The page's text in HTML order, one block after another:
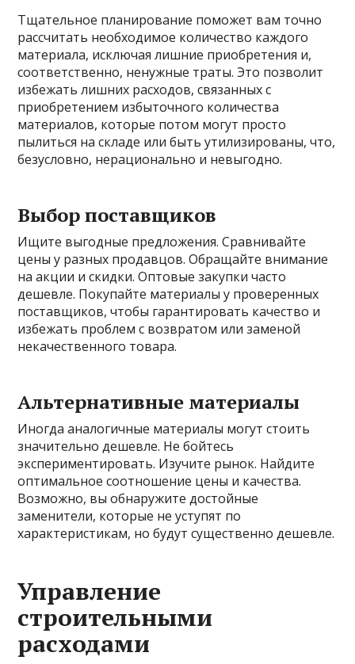
Тщательное планирование поможет вам точно
рассчитать необходимое количество каждого
материала, исключая лишние приобретения и,
соответственно, ненужные траты. Это позволит
избежать лишних расходов, связанных с
приобретением избыточного количества
материалов, которые потом могут просто
пылиться на складе или быть утилизированы, что,
безусловно, нерационально и невыгодно.
Выбор поставщиков
Ищите выгодные предложения. Сравнивайте
цены у разных продавцов. Обращайте внимание
на акции и скидки. Оптовые закупки часто
дешевле. Покупайте материалы у проверенных
поставщиков, чтобы гарантировать качество и
избежать проблем с возвратом или заменой
некачественного товара.
Альтернативные материалы
Иногда аналогичные материалы могут стоить
значительно дешевле. Не бойтесь
экспериментировать. Изучите рынок. Найдите
оптимальное соотношение цены и качества.
Возможно, вы обнаружите достойные
заменители, которые не уступят по
характеристикам, но будут существенно дешевле.
Управление
строительными
расходами